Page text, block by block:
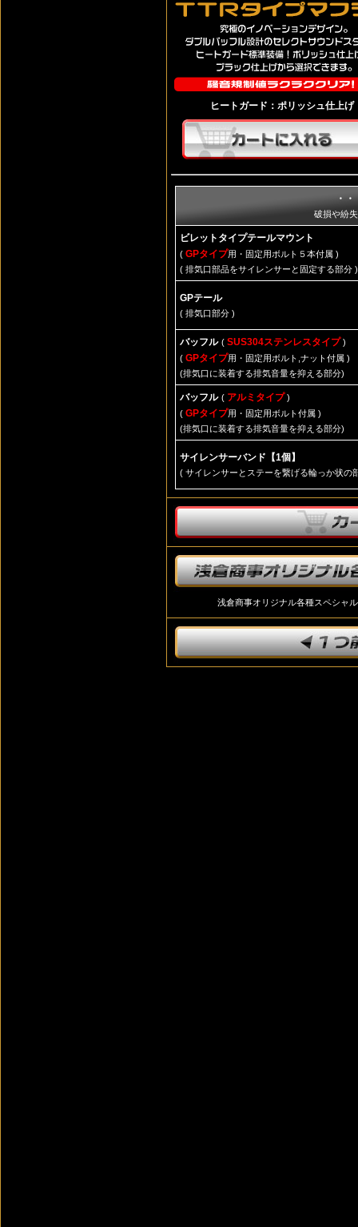
ヒートガード：ポリッシュ仕上げ
・
破損や紛
ビレットタイプテールマウント
( GPタイプ用・固定用ボルト５本付属 )
( 排気口部品をサイレンサーと固定する部分 )
GPテール
( 排気口部分 )
バッフル ( SUS304ステンレスタイプ)
( GPタイプ用・固定用ボルト,ナット付属 )
(排気口に装着する排気音量を抑える部分)
バッフル ( アルミタイプ)
( GPタイプ用・固定用ボルト付属 )
(排気口に装着する排気音量を抑える部分)
サイレンサーバンド【1個】
( サイレンサーとステーを繋げる輪っか状の
浅倉商事オリジナル各種スペシャ